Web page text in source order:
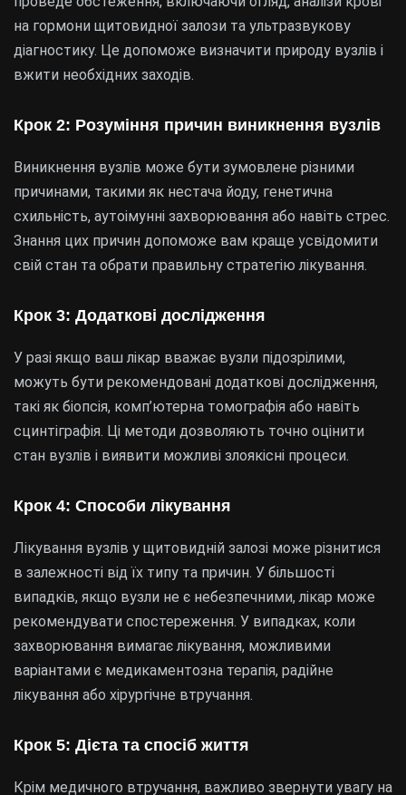
на гормони щитовидної залози та ультразвукову
діагностику. Це допоможе визначити природу вузлів і
вжити необхідних заходів.
Крок 2: Розуміння причин виникнення вузлів
Виникнення вузлів може бути зумовлене різними
причинами, такими як нестача йоду, генетична
схильність, аутоімунні захворювання або навіть стрес.
Знання цих причин допоможе вам краще усвідомити
свій стан та обрати правильну стратегію лікування.
Крок 3: Додаткові дослідження
У разі якщо ваш лікар вважає вузли підозрілими,
можуть бути рекомендовані додаткові дослідження,
такі як біопсія, комп’ютерна томографія або навіть
сцинтіграфія. Ці методи дозволяють точно оцінити
стан вузлів і виявити можливі злоякісні процеси.
Крок 4: Способи лікування
Лікування вузлів у щитовидній залозі може різнитися
в залежності від їх типу та причин. У більшості
випадків, якщо вузли не є небезпечними, лікар може
рекомендувати спостереження. У випадках, коли
захворювання вимагає лікування, можливими
варіантами є медикаментозна терапія, радійне
лікування або хірургічне втручання.
Крок 5: Дієта та спосіб життя
Крім медичного втручання, важливо звернути увагу на